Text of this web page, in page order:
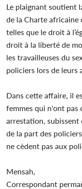
Le plaignant soutient
de la Charte africaine
telles que le droit à
droit à la liberté de
les travailleuses du
policiers lors de leurs
Dans cette affaire, il
femmes qui n'ont pas
arrestation, subissent
de la part des
ne cèdent pas aux
Mensah,
Correspondant